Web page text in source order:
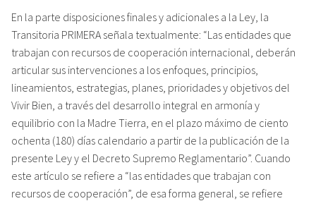
En la parte disposiciones finales y adicionales a la Ley, la
Transitoria PRIMERA señala textualmente: “Las entidades que
trabajan con recursos de cooperación internacional, deberán
articular sus intervenciones a los enfoques, principios,
lineamientos, estrategias, planes, prioridades y objetivos del
Vivir Bien, a través del desarrollo integral en armonía y
equilibrio con la Madre Tierra, en el plazo máximo de ciento
ochenta (180) días calendario a partir de la publicación de la
presente Ley y el Decreto Supremo Reglamentario”. Cuando
este artículo se refiere a “las entidades que trabajan con
recursos de cooperación”, de esa forma general, se refiere